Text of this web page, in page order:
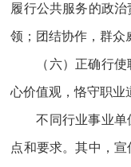
履行公共服务的政
领；团结协作，群众
（六）正确行
心价值观，恪守职业
不同行业事业
点和要求。其中，